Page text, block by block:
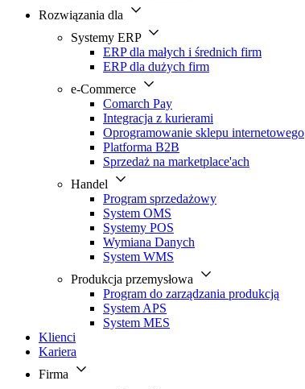
Rozwiązania dla
Systemy ERP
ERP dla małych i średnich firm
ERP dla dużych firm
e-Commerce
Comarch Pay
Integracja z kurierami
Oprogramowanie sklepu internetowego
Platforma B2B
Sprzedaż na marketplace'ach
Handel
Program sprzedażowy
System OMS
Systemy POS
Wymiana Danych
System WMS
Produkcja przemysłowa
Program do zarządzania produkcją
System APS
System MES
Klienci
Kariera
Firma